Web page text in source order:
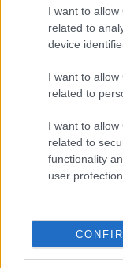
I want to
related to
device
I want to
related to
I want to
related to
functionality
user protection.
Βόρεια
ασκήσεις
Το Ιράν
επιθέσεις
14:20